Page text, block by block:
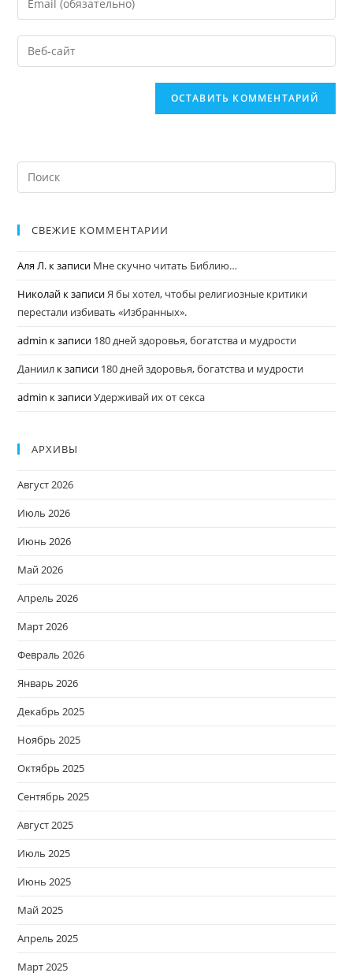
СВЕЖИЕ КОММЕНТАРИИ
Аля Л. к записи Мне скучно читать Библию…
Николай к записи Я бы хотел, чтобы религиозные критики
перестали избивать «Избранных».
admin к записи 180 дней здоровья, богатства и мудрости
Даниил к записи 180 дней здоровья, богатства и мудрости
admin к записиУдерживай их от секса
АРХИВЫ
Август 2026
Июль 2026
Июнь 2026
Май 2026
Апрель 2026
Март 2026
Февраль 2026
Январь 2026
Декабрь 2025
Ноябрь 2025
Октябрь 2025
Сентябрь 2025
Август 2025
Июль 2025
Июнь 2025
Май 2025
Апрель 2025
Март 2025